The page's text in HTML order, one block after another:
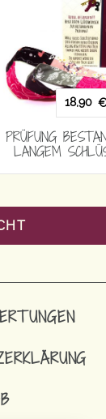
MIT